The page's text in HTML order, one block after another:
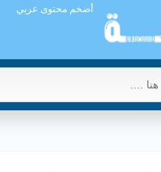
أضخم محتوى عربي